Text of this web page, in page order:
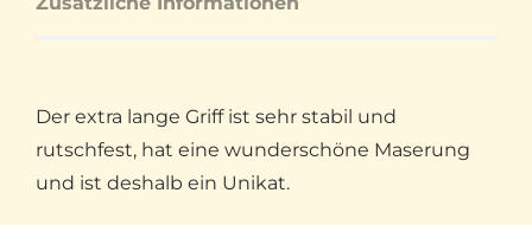
Der extra lange Griff ist sehr stabil und
rutschfest, hat eine wunderschöne Maserung
und ist deshalb ein Unikat.